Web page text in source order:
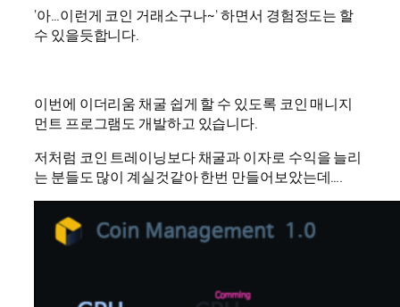
‘아…이런게 코인 거래소구나~’ 하면서 경험정도는 할
수 있을듯합니다.
이번에 이더리움 채굴 쉽게 할 수 있도록 코인 매니지
먼트 프로그램도 개발하고 있습니다.
저처럼 코인 트레이닝보다 채굴과 이자로 수익을 늘리
는 분들도 많이 계실것같아 한번 만들어보았는데….